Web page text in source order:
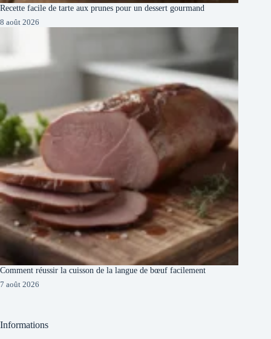
Recette facile de tarte aux prunes pour un dessert gourmand
8 août 2026
Comment réussir la cuisson de la langue de bœuf facilement
7 août 2026
Informations